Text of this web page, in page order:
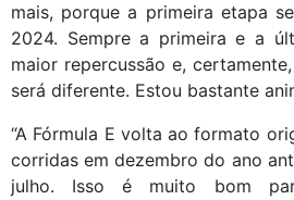
mais, porque a primeira etapa
2024. Sempre a primeira e a
maior repercussão e,
será diferente. Estou bastante
“A Fórmula E volta ao formato
corridas em dezembro do ano
julho. Isso é muito bom